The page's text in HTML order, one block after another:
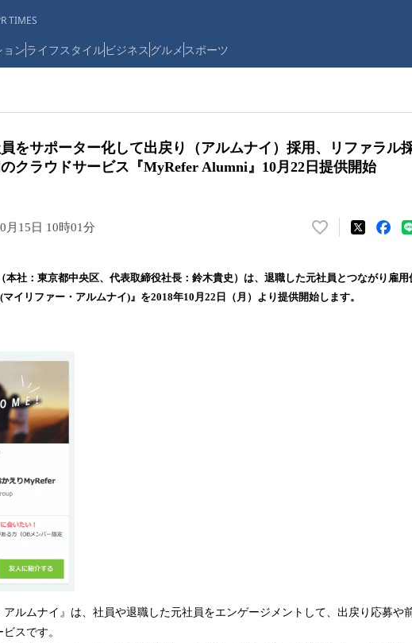
TIMES
ョンライフスタイルビジネス グルメ スポーツ
をサポーター化して出戻り（アルムナイ）採用、リファラル
クラウドサービス『MyRefer Alumni』10月22日提供開始
月15日 10時01分
い
！
数
本社：東京都中央区、代表取締役社長：鈴木貴史）は、退職した元社員とつながり雇用
マイリファー・アルムナイ)』を2018年10月22日（月）より提供開始します。
アルムナイ』は、社員や退職した元社員をエンゲージメントして、出戻り応募や
スです。